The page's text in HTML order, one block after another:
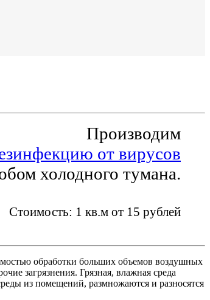
Производим
от вирусов
холодного тумана.
Стоимость: 1 кв.м от 15 рублей
обработки больших объемов воздушных
загрязнения. Грязная, влажная среда
из помещений, размножаются и разносятся